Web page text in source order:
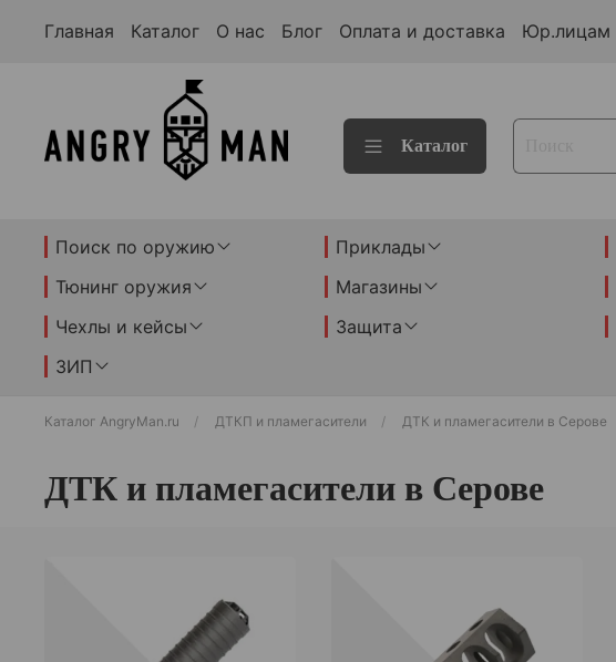
Главная Каталог О нас Блог Оплата и доставка Юр.лицам
Каталог
Поиск по оружию Приклады
Тюнинг оружия
Магазины
Чехлы и кейсы
Защита
ЗИП
Каталог AngryMan.ru ДТКП и пламегасители ДТК и пламегасители в Серове
ДТК и пламегасители в Серове